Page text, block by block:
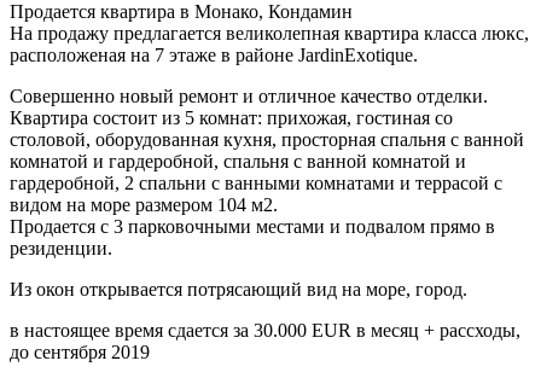
Продается квартира в Монако, Кондамин
На продажу предлагается великолепная квартира класса люкс,
расположеная на 7 этаже в районе JardinExotique.
Совершенно новый ремонт и отличное качество отделки.
Квартира состоит из 5 комнат: прихожая, гостиная со
столовой, оборудованная кухня, просторная спальня с ванной
комнатой и гардеробной, спальня с ванной комнатой и
гардеробной, 2 спальни с ванными комнатами и террасой с
видом на море размером 104 м2.
Продается с 3 парковочными местами и подвалом прямо в
резиденции.
Из окон открывается потрясающий вид на море, город.
в настоящее время сдается за 30.000 EUR в месяц + рассходы,
до сентября 2019